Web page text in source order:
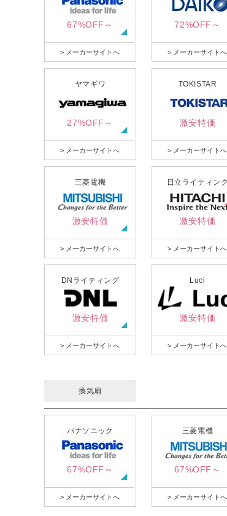
67%OFF～
> メーカーサイトへ
72%OFF～
> メーカーサイトへ
ヤマギワ
27%OFF～
> メーカーサイトへ
TOKISTAR
激安特価
> メーカーサイトへ
三菱電機
激安特価
> メーカーサイトへ
日立ライティン
激安特価
> メーカーサイトへ
DNライティング
激安特価
> メーカーサイトへ
Luci
激安特価
> メーカーサイトへ
換気扇
パナソニック
67%OFF～
> メーカーサイトへ
三菱電機
67%OFF～
> メーカーサイトへ